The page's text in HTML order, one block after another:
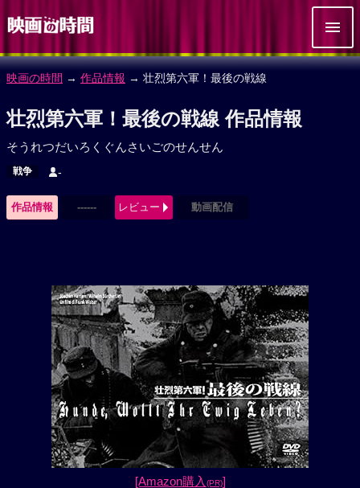
映画の時間 → 作品情報 → 壮烈第六軍！最後の戦線
壮烈第六軍！最後の戦線 作品情報
そうれつだいろくぐんさいごのせんせん
戦争 -
作品情報 ------ レビュー 動画配信
[Amazon購入 (PR)]